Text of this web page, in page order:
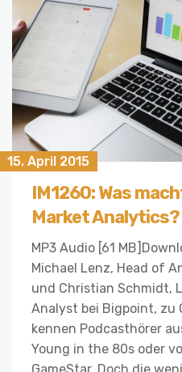
15. April 2015
IM1260: Was
Market Analytics?
MP3 Audio [61
Michael Lenz, Head of
und Christian Schmidt,
Analyst bei Bigpoint, zu
kennen Podcasthörer
Young in the 80s oder